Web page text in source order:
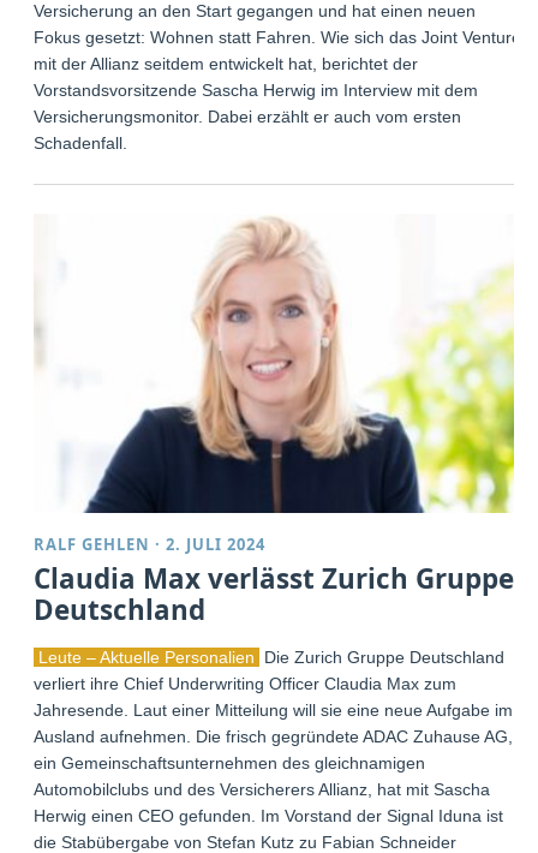
Versicherung an den Start gegangen und hat einen neuen
Fokus gesetzt: Wohnen statt Fahren. Wie sich das Joint Venture
mit der Allianz seitdem entwickelt hat, berichtet der
Vorstandsvorsitzende Sascha Herwig im Interview mit dem
Versicherungsmonitor. Dabei erzählt er auch vom ersten
Schadenfall.
RALF GEHLEN ·2. JULI 2024
Claudia Max verlässt Zurich Gruppe
Deutschland
Leute – Aktuelle Personalien
Die Zurich Gruppe Deutschland
verliert ihre Chief Underwriting Officer Claudia Max zum
Jahresende. Laut einer Mitteilung will sie eine neue Aufgabe im
Ausland aufnehmen. Die frisch gegründete ADAC Zuhause AG,
ein Gemeinschaftsunternehmen des gleichnamigen
Automobilclubs und des Versicherers Allianz, hat mit Sascha
Herwig einen CEO gefunden. Im Vorstand der Signal Iduna ist
die Stabübergabe von Stefan Kutz zu Fabian Schneider